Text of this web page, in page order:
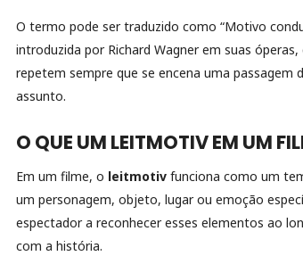
O termo pode ser traduzido como “Motivo
introduzida por Richard Wagner em suas
repetem sempre que se encena uma passagem
assunto.
O QUE UM LEITMOTIV EM UM
Em um filme, o leitmotiv funciona como um
um personagem, objeto, lugar ou emoção
espectador a reconhecer esses elementos ao
com a história.